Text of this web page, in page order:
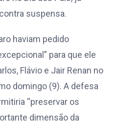
suspensa.
haviam pedido
para que ele
Flávio e Jair Renan no
domingo (9). A defesa
“preservar os
dimensão da